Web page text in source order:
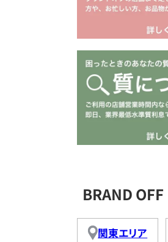
BRAND
関東エリア